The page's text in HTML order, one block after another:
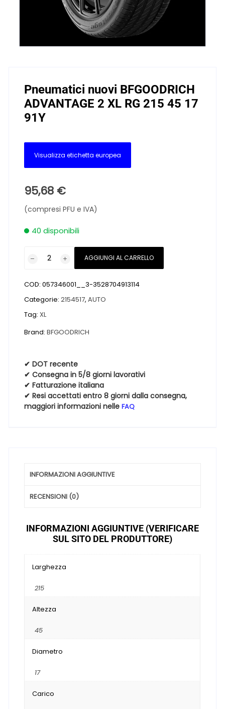
Pneumatici nuovi BFGOODRICH
ADVANTAGE 2 XL RG 215 45 17
91Y
Visualizza etichetta europea
95,68 €
(compresi PFU e IVA)
40 disponibili
ADVANTAGE
2
XL
215
17
91Y
quantità
AGGIUNGI AL CARRELLO
COD:057346001__3-3528704913114
Categorie:2154517,AUTO
Tag:XL
Brand:BFGOODRICH
✔ DOT recente
✔ Consegna in 5/8 giorni lavorativi
✔ Fatturazione italiana
✔ Resi accettati entro 8 giorni dalla consegna,
maggiori informazioni nelleFAQ
INFORMAZIONI AGGIUNTIVE
RECENSIONI (0)
INFORMAZIONI AGGIUNTIVE (VERIFICARE
SUL SITO DEL PRODUTTORE)
Larghezza
215
Altezza
45
Diametro
17
Carico